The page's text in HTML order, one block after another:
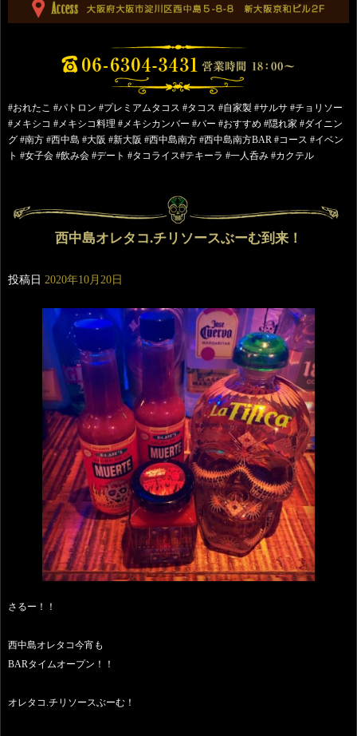
#おれたこ #パトロン #プレミアムタコス #タコス #自家製 #サルサ #チョリソー
#メキシコ #メキシコ料理 #メキシカンバー #バー #おすすめ #隠れ家 #ダイニン
グ #南方 #西中島 #大阪 #新大阪 #西中島南方 #西中島南方BAR #コース #イベン
ト #女子会 #飲み会 #デート #タコライス#テキーラ #一人呑み #カクテル
西中島オレタコ.チリソースぶーむ到来！
投稿日 2020年10月20日
さるー！！
西中島オレタコ今宵も
BARタイムオープン！！
オレタコ.チリソースぶーむ！